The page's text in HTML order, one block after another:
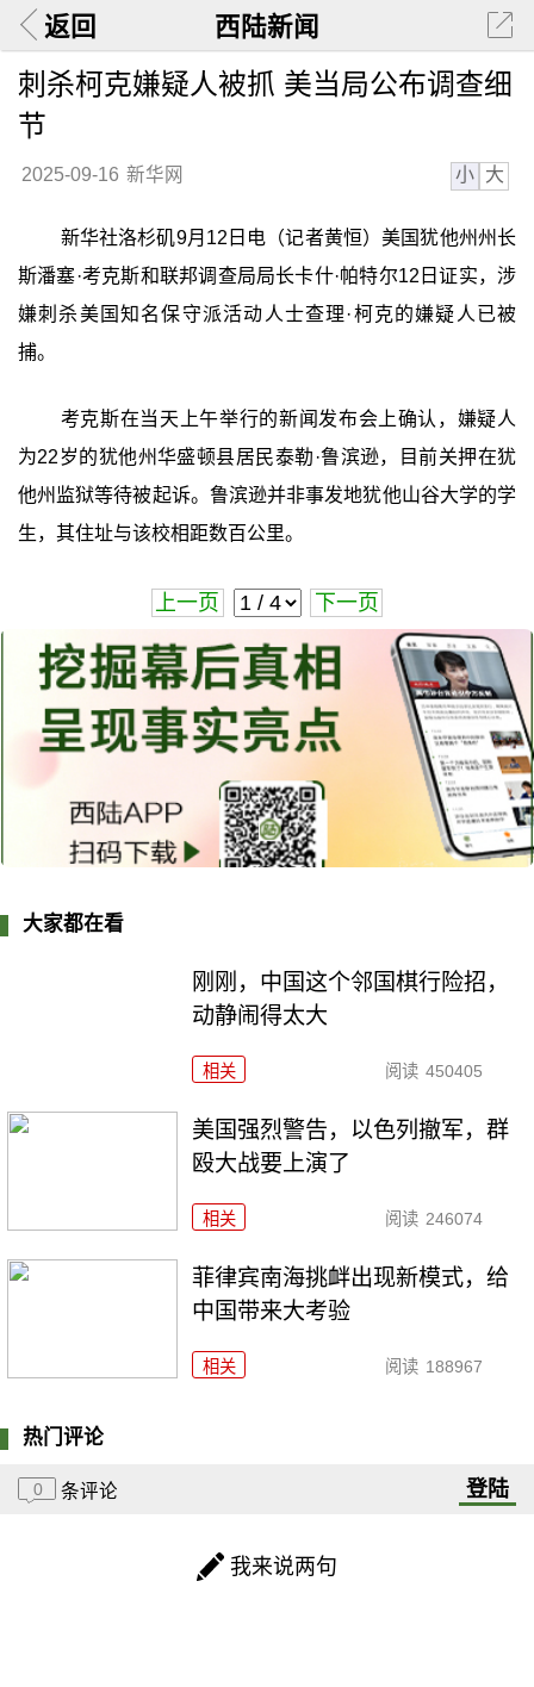
返回 西陆新闻
刺杀柯克嫌疑人被抓 美当局公布调查细
节
2025-09-16 新华网 小 大
新华社洛杉矶9月12日电（记者黄恒）美国犹他州州长
斯潘塞·考克斯和联邦调查局局长卡什·帕特尔12日证实，涉
嫌刺杀美国知名保守派活动人士查理·柯克的嫌疑人已被
捕。
考克斯在当天上午举行的新闻发布会上确认，嫌疑人
为22岁的犹他州华盛顿县居民泰勒·鲁滨逊，目前关押在犹
他州监狱等待被起诉。鲁滨逊并非事发地犹他山谷大学的学
生，其住址与该校相距数百公里。
上一页 下一页
大家都在看
刚刚，中国这个邻国棋行险招，
动静闹得太大
相关 阅读 450405
美国强烈警告，以色列撤军，群
殴大战要上演了
相关 阅读 246074
菲律宾南海挑衅出现新模式，给
中国带来大考验
相关 阅读 188967
热门评论
0 条评论 登陆
我来说两句